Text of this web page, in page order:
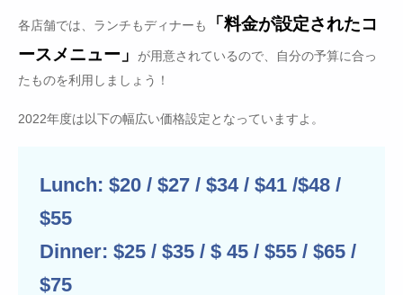
各店舗では、ランチもディナーも
「料金が設定されたコ
ースメニュー」
が用意されているので、自分の予算に合っ
たものを利用しましょう！
2022年度は以下の幅広い価格設定となっていますよ。
Lunch: $20 / $27 / $34 / $41 /$48 /
$55
Dinner: $25 / $35 / $ 45 / $55 / $65 /
$75